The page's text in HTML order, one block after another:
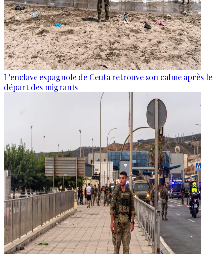
L'enclave espagnole de Ceuta retrouve son calme après le
départ des migrants